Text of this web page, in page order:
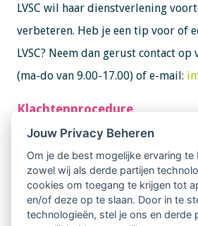
LVSC wil haar dienstverlening
verbeteren. Heb je een tip voor of
LVSC? Neem dan gerust contact
(ma-do van 9.00-17.00) of e-mail:
Klachtenprocedure
Heb je een klacht over een LVSC
je de gedragscode doorlezen?
gedragscode
Meer informatie over de
Jouw Privacy Beheren
Om je de best mogelijke ervaring te
zowel wij als derde partijen
cookies om toegang te krijgen tot
en/of deze op te slaan. Door in te
technologieën, stel je ons en derde